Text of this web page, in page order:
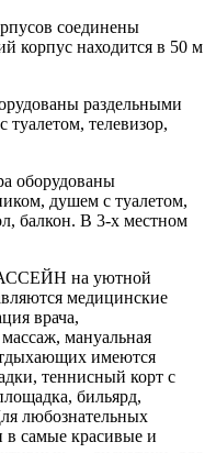
соединены
корпус находится в 50 м
раздельными
телевизор,
оборудованы
душем с туалетом,
балкон. В 3-х местном
на уютной
медицинские
врача,
мануальная
имеются
теннисный корт с
бильярд,
любознательных
в самые красивые и